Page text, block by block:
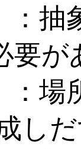
：
要が
：
し